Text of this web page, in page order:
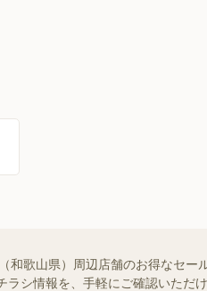
歌山県）周辺店舗のお得なセー
シ情報を、手軽にご確認いただ